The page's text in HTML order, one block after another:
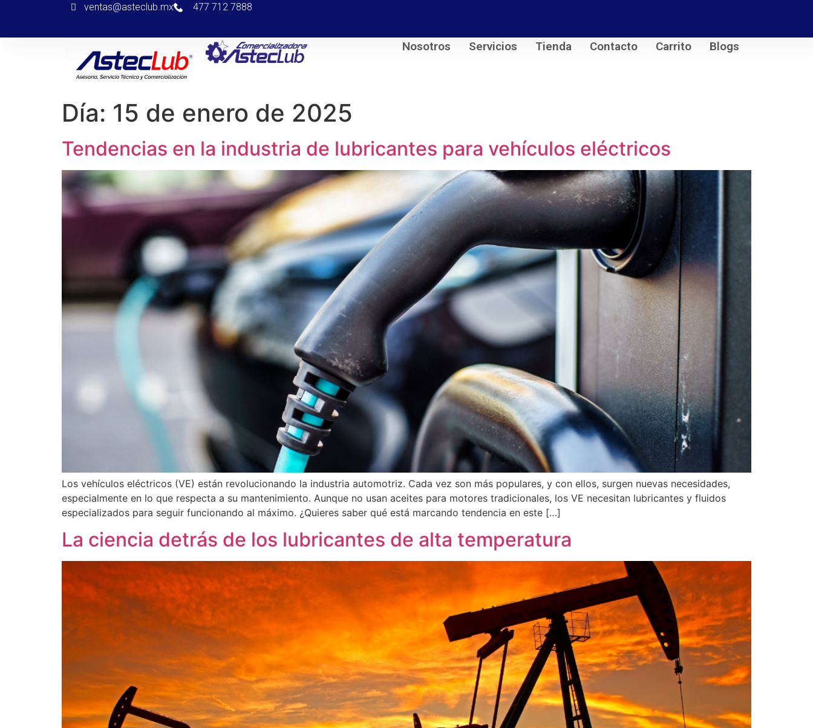
ventas@asteclub.mx 477 712 7888
Nosotros Servicios Tienda Contacto Carrito Blogs
Día: 15 de enero de 2025
Tendencias en la industria de lubricantes para vehículos eléctricos
Los vehículos eléctricos (VE) están revolucionando la industria automotriz. Cada vez son más populares, y con ellos, surgen nuevas necesidades,
especialmente en lo que respecta a su mantenimiento. Aunque no usan aceites para motores tradicionales, los VE necesitan lubricantes y fluidos
especializados para seguir funcionando al máximo. ¿Quieres saber qué está marcando tendencia en este […]
La ciencia detrás de los lubricantes de alta temperatura